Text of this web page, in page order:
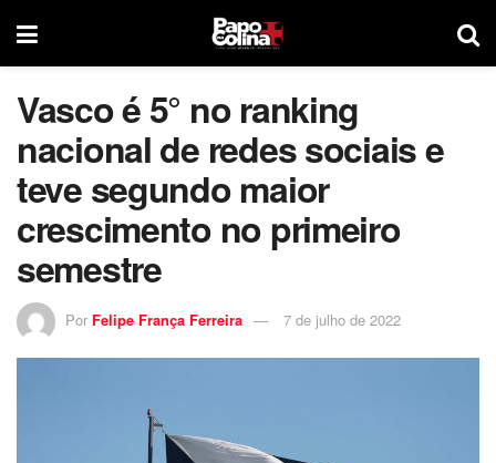
Vasco é 5° no ranking
nacional de redes sociais e
teve segundo maior
crescimento no primeiro
semestre
Por Felipe França Ferreira 7 de julho de 2022